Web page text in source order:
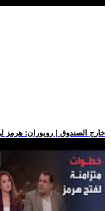
.. خارج الصندوق | رويوران: هرمز